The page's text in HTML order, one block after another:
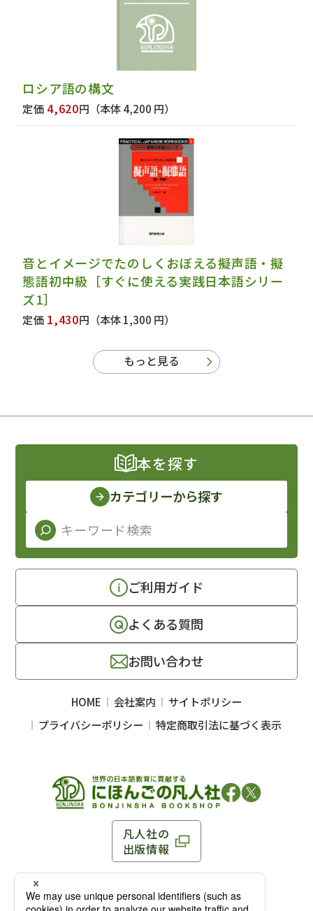
ロシア語の構文
定価 4,620円 （本体 4,200 円）
音とイメージでたのしくおぼえる擬声語・擬
態語初中級［すぐに使える実践日本語シリー
ズ1］
定価 1,430円 （本体 1,300 円）
もっと見る
凡人社の
出版情報
〒102-0093 東京都千代田区平河町 1-3-13 8F
TEL：03-3263-3959／FAX：03-3263-3116
本を探す
カテゴリーから探す
ご利用ガイド
よくある質問
お問い合わせ
HOME 会社案内
サイトポリシー
プライバシーポリシー
特定商取引法に基づく表示